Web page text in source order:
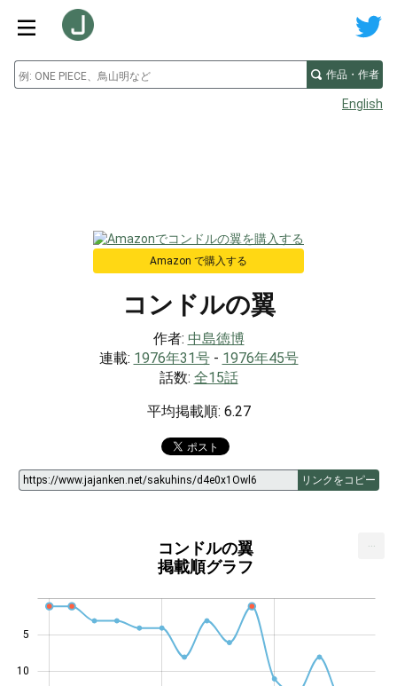
作品・作者
English
Amazon で購入する
コンドルの翼
作者: 中島徳博
連載: 1976年31号- 1976年45号
話数: 全15話
平均掲載順: 6.27
リンクをコピー
コンドルの翼
掲載順グラフ
14
10
5
...